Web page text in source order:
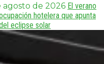
agosto de 2026 El verano
hotelera que apunta
eclipse solar